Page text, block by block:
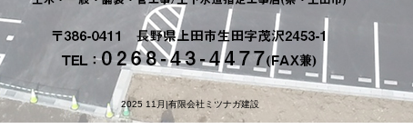
2025 11月|有限会社ミツナガ建設